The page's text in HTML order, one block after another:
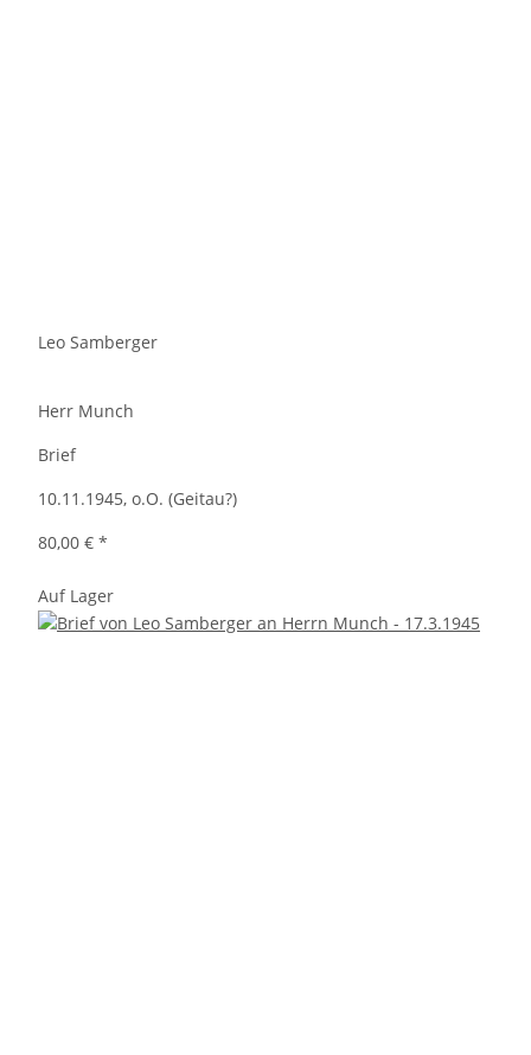
Leo Samberger
Herr Munch
Brief
10.11.1945, o.O. (Geitau?)
80,00 € *
Auf Lager